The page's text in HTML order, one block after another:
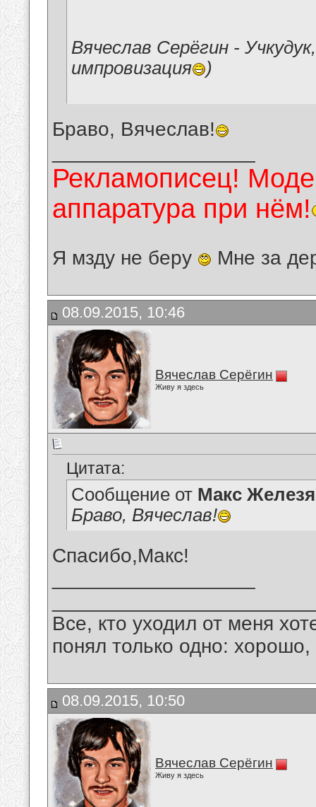
Вячеслав Серёгин -
импровизация
)
Браво, Вячеслав!
Рекламописец!
аппаратура при нём!
Я мзду не беру Мне за
08.09.2015, 10:46
Вячеслав Серёгин
Живу я здесь
Цитата:
Сообщение от Макс
Браво, Вячеслав!
Спасибо,Макс!
Все, кто уходил от меня
понял только одно:
08.09.2015, 10:50
Вячеслав Серёгин
Живу я здесь